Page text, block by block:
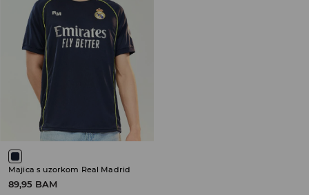
Majica s uzorkom Real Madrid
89,95 BAM